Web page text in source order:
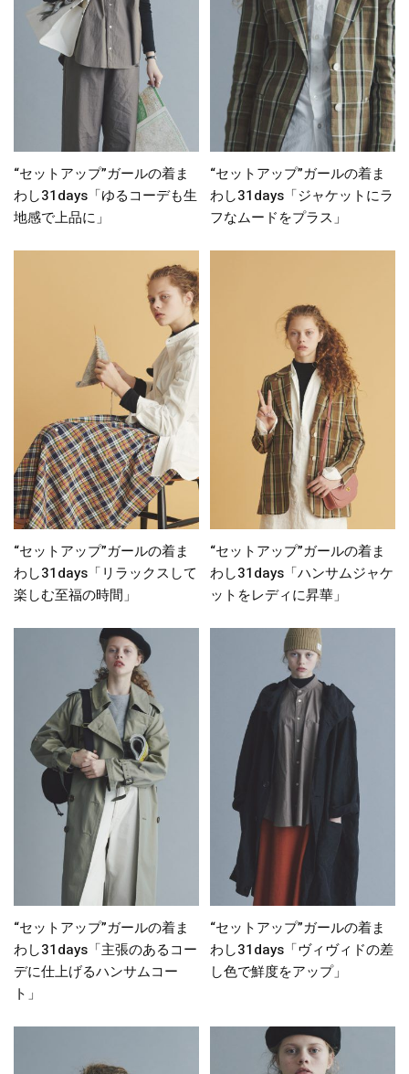
“セットアップ”ガールの着ま
わし31days「ゆるコーデも生
地感で上品に」
“セットアップ”ガールの着ま
わし31days「ジャケットにラ
フなムードをプラス」
“セットアップ”ガールの着ま
わし31days「リラックスして
楽しむ至福の時間」
“セットアップ”ガールの着ま
わし31days「ハンサムジャケ
ットをレディに昇華」
“セットアップ”ガールの着ま
わし31days「主張のあるコー
デに仕上げるハンサムコー
ト」
“セットアップ”ガールの着ま
わし31days「ヴィヴィドの差
し色で鮮度をアップ」